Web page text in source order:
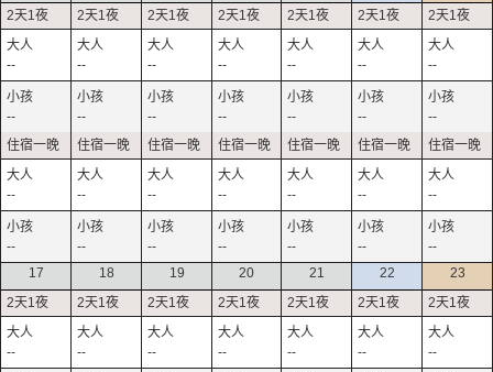
--
--
--
--
--
--
--
--
--
--
--
--
--
--
--
--
--
--
--
--
--
--
--
--
--
--
--
--
17
--
18
--
19
--
20
--
21
--
22
--
23
--